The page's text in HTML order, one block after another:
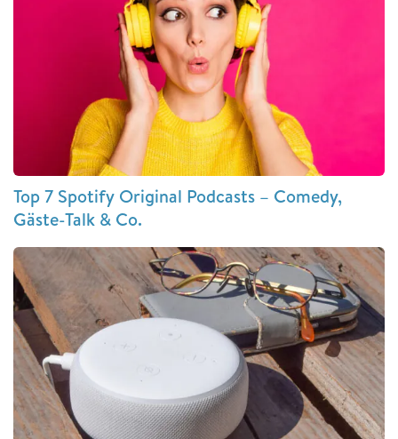
Top 7 Spotify Original Podcasts – Comedy,
Gäste-Talk & Co.